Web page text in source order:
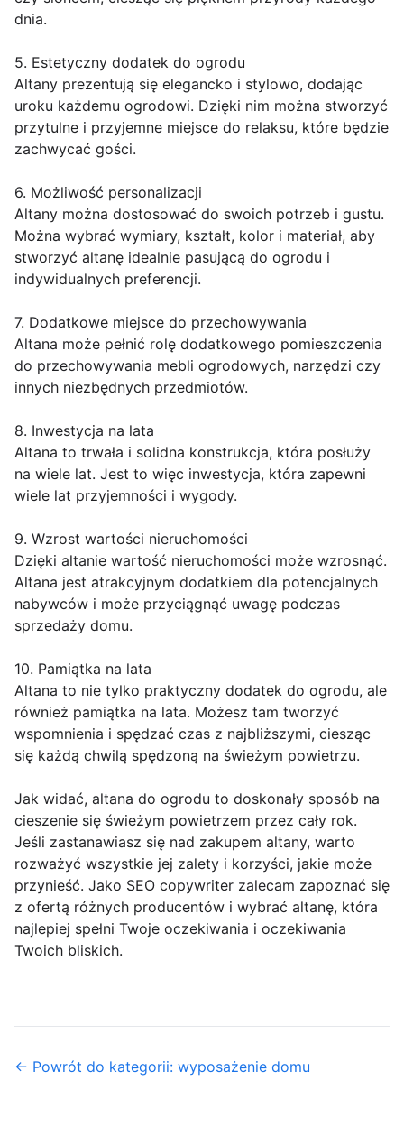
dnia.
5. Estetyczny dodatek do ogrodu
Altany prezentują się elegancko i stylowo, dodając
uroku każdemu ogrodowi. Dzięki nim można stworzyć
przytulne i przyjemne miejsce do relaksu, które będzie
zachwycać gości.
6. Możliwość personalizacji
Altany można dostosować do swoich potrzeb i gustu.
Można wybrać wymiary, kształt, kolor i materiał, aby
stworzyć altanę idealnie pasującą do ogrodu i
indywidualnych preferencji.
7. Dodatkowe miejsce do przechowywania
Altana może pełnić rolę dodatkowego pomieszczenia
do przechowywania mebli ogrodowych, narzędzi czy
innych niezbędnych przedmiotów.
8. Inwestycja na lata
Altana to trwała i solidna konstrukcja, która posłuży
na wiele lat. Jest to więc inwestycja, która zapewni
wiele lat przyjemności i wygody.
9. Wzrost wartości nieruchomości
Dzięki altanie wartość nieruchomości może wzrosnąć.
Altana jest atrakcyjnym dodatkiem dla potencjalnych
nabywców i może przyciągnąć uwagę podczas
sprzedaży domu.
10. Pamiątka na lata
Altana to nie tylko praktyczny dodatek do ogrodu, ale
również pamiątka na lata. Możesz tam tworzyć
wspomnienia i spędzać czas z najbliższymi, ciesząc
się każdą chwilą spędzoną na świeżym powietrzu.
Jak widać, altana do ogrodu to doskonały sposób na
cieszenie się świeżym powietrzem przez cały rok.
Jeśli zastanawiasz się nad zakupem altany, warto
rozważyć wszystkie jej zalety i korzyści, jakie może
przynieść. Jako SEO copywriter zalecam zapoznać się
z ofertą różnych producentów i wybrać altanę, która
najlepiej spełni Twoje oczekiwania i oczekiwania
Twoich bliskich.
← Powrót do kategorii: wyposażenie domu